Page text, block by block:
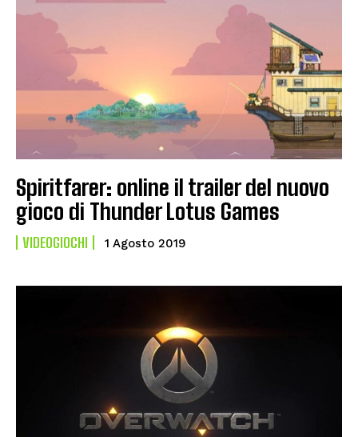
Spiritfarer: online il trailer del nuovo
gioco di Thunder Lotus Games
VIDEOGIOCHI 1 Agosto 2019